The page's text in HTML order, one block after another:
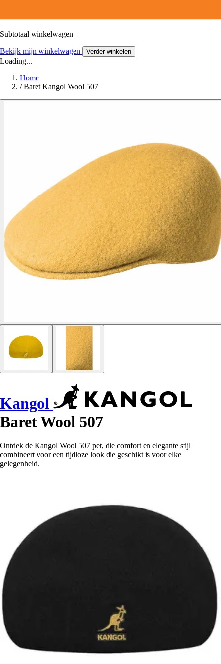
Subtotaal winkelwagen
Bekijk mijn winkelwagen Verder winkelen
Loading...
Home
/ Baret Kangol Wool 507
Kangol
Baret Wool 507
Ontdek de Kangol Wool 507 pet, die comfort en elegante stijl
combineert voor een tijdloze look die geschikt is voor elke
gelegenheid.